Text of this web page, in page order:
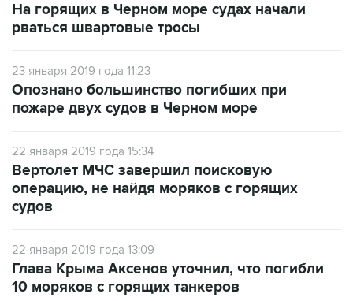
На горящих в Черном море судах начали
рваться швартовые тросы
23 января 2019 года 11:23
Опознано большинство погибших при
пожаре двух судов в Черном море
22 января 2019 года 15:34
Вертолет МЧС завершил поисковую
операцию, не найдя моряков с горящих
судов
22 января 2019 года 13:09
Глава Крыма Аксенов уточнил, что погибли
10 моряков с горящих танкеров